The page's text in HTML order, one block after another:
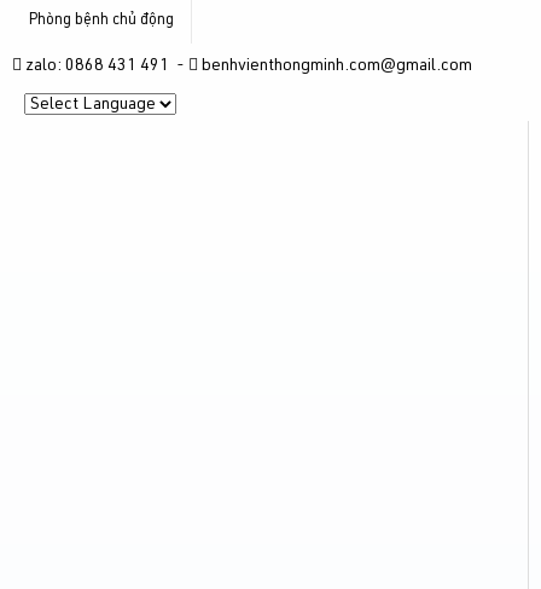
Phòng bệnh chủ động
zalo: 0868 431 491 - benhvienthongminh.com@gmail.com